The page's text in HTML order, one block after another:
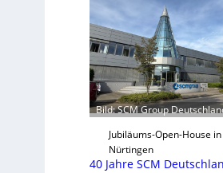
s
j
a
h
r
r
e
t
e
r
f
ü
r
D
c
Bild: SCM Group
Jubiläums-Open-House in
Nürtingen
40 Jahre SCM